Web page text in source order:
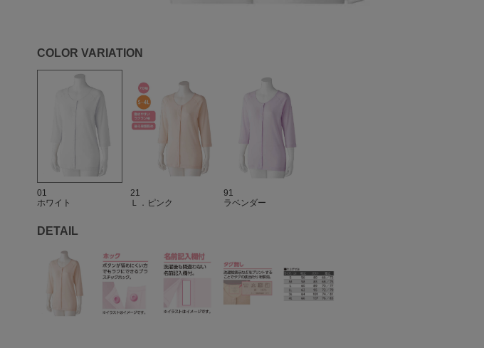
COLOR VARIATION
01
ホワイト
21
Ｌ．ピンク
91
ラベンダー
DETAIL